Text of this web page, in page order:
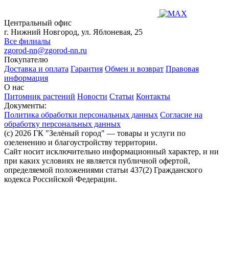
Центральный офис
г. Нижний Новгород, ул. Яблоневая, 25
Все филиалы
zgorod-nn@zgorod-nn.ru
Покупателю
Доставка и оплата Гарантия Обмен и возврат Правовая
информация
О нас
Питомник растений Новости Статьи Контакты
Документы:
Политика обработки персональных данных Согласие на
обработку персональных данных
(c) 2026 ГК "Зелёный город" — товары и услуги по
озеленению и благоустройству территории.
Сайт носит исключительно информационный характер, и ни
при каких условиях не является публичной офертой,
определяемой положениями статьи 437(2) Гражданского
кодекса Российской Федерации.